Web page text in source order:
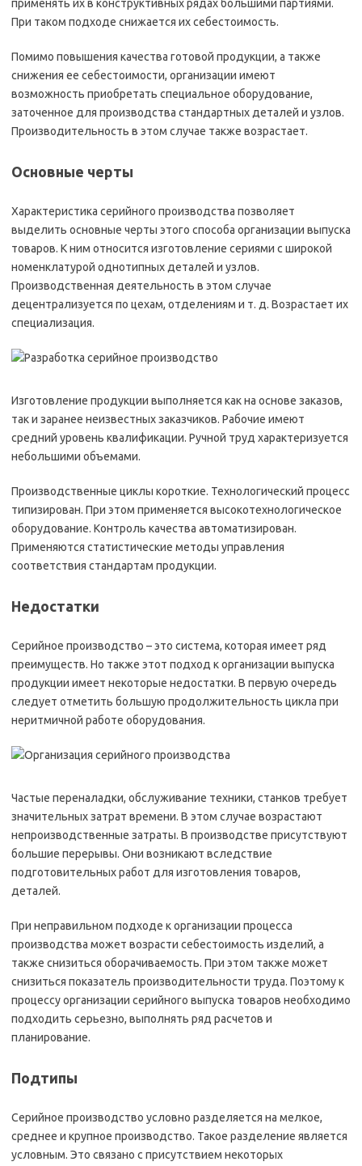
применять их в конструктивных рядах большими партиями.
При таком подходе снижается их себестоимость.
Помимо повышения качества готовой продукции, а также
снижения ее себестоимости, организации имеют
возможность приобретать специальное оборудование,
заточенное для производства стандартных деталей и узлов.
Производительность в этом случае также возрастает.
Основные черты
Характеристика серийного производства позволяет
выделить основные черты этого способа организации выпуска
товаров. К ним относится изготовление сериями с широкой
номенклатурой однотипных деталей и узлов.
Производственная деятельность в этом случае
децентрализуется по цехам, отделениям и т. д. Возрастает их
специализация.
Изготовление продукции выполняется как на основе заказов,
так и заранее неизвестных заказчиков. Рабочие имеют
средний уровень квалификации. Ручной труд характеризуется
небольшими объемами.
Производственные циклы короткие. Технологический процесс
типизирован. При этом применяется высокотехнологическое
оборудование. Контроль качества автоматизирован.
Применяются статистические методы управления
соответствия стандартам продукции.
Недостатки
Серийное производство – это система, которая имеет ряд
преимуществ. Но также этот подход к организации выпуска
продукции имеет некоторые недостатки. В первую очередь
следует отметить большую продолжительность цикла при
неритмичной работе оборудования.
Частые переналадки, обслуживание техники, станков требует
значительных затрат времени. В этом случае возрастают
непроизводственные затраты. В производстве присутствуют
большие перерывы. Они возникают вследствие
подготовительных работ для изготовления товаров,
деталей.
При неправильном подходе к организации процесса
производства может возрасти себестоимость изделий, а
также снизиться оборачиваемость. При этом также может
снизиться показатель производительности труда. Поэтому к
процессу организации серийного выпуска товаров необходимо
подходить серьезно, выполнять ряд расчетов и
планирование.
Подтипы
Серийное производство условно разделяется на мелкое,
среднее и крупное производство. Такое разделение является
условным. Это связано с присутствием некоторых